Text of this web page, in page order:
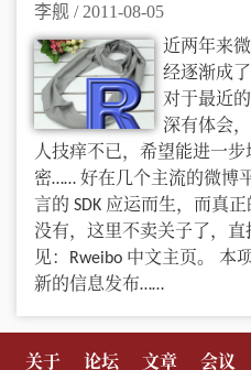
李舰 / 2011-08-05
近两年来
经逐渐成
对于最近
深有体会
人技痒不已，希望能进一
密…… 好在几个主流的微博
言的 SDK 应运而生，而真
没有，这里不卖关子了，直
见：Rweibo 中文主页。 本
新的信息发布……
关于 论坛 文章 会议